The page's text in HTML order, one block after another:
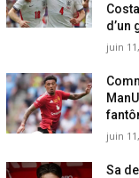
d’un
juin
juin
Sa